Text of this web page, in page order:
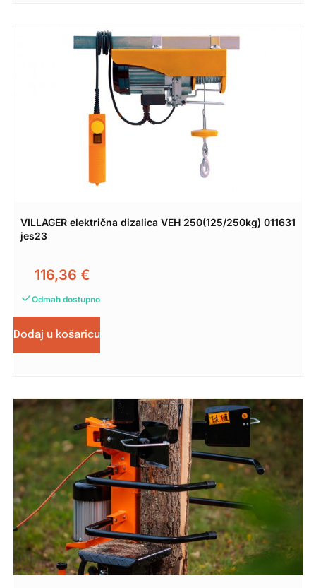
VILLAGER električna dizalica VEH 250(125/250kg) 011631
jes23
116,36 €
Odmah dostupno
Dodaj u košaricu